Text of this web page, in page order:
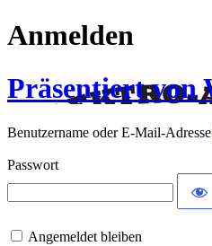
Anmelden
Präsentiert von
Benutzername oder E-Mail-Adresse
Passwort
Angemeldet bleiben